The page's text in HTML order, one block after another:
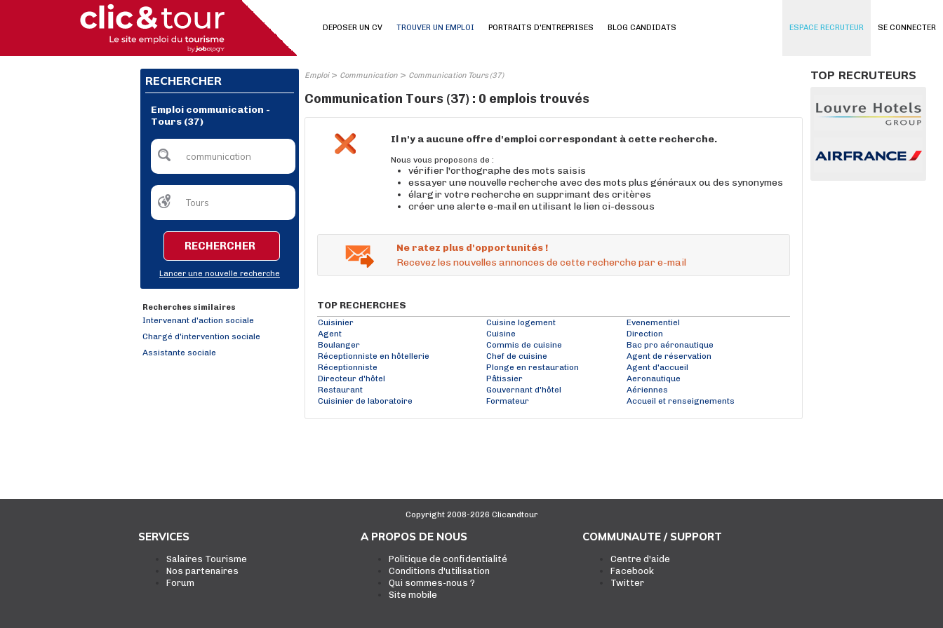
SE CONNECTER
DEPOSER UN CV TROUVER UN EMPLOI PORTRAITS D'ENTREPRISES BLOG CANDIDATS ESPACE RECRUTEUR
RECHERCHER
Emploi communication -
Tours (37)
RECHERCHER
Lancer une nouvelle recherche
Recherches similaires
Intervenant d'action sociale
Chargé d'intervention sociale
Assistante sociale
Emploi> Communication > Communication Tours (37)
Communication Tours (37) : 0 emplois trouvés
Il n'y a aucune offre d'emploi correspondant à cette recherche.
Nous vous proposons de :
vérifier l'orthographe des mots saisis
essayer une nouvelle recherche avec des mots plus généraux ou des synonymes
élargir votre recherche en supprimant des critères
créer une alerte e-mail en utilisant le lien ci-dessous
Ne ratez plus d'opportunités !
Recevez les nouvelles annonces de cette recherche par e-mail
TOP RECHERCHES
Cuisinier Cuisine logement
Evenementiel
Agent
Cuisine
Direction
Boulanger
Commis de cuisine
Bac pro aéronautique
Réceptionniste en hôtellerie
Chef de cuisine
Agent de réservation
Réceptionniste
Plonge en restauration
Agent d'accueil
Directeur d'hôtel
Pâtissier
Aeronautique
Restaurant
Gouvernant d'hôtel
Aériennes
Cuisinier de laboratoire
Formateur Accueil et renseignements
TOP RECRUTEURS
Copyright 2008-2026 Clicandtour
SERVICES
Salaires Tourisme
Nos partenaires
Forum
A PROPOS DE NOUS
Politique de confidentialité
Conditions d'utilisation
Qui sommes-nous ?
Site mobile
COMMUNAUTE / SUPPORT
Centre d'aide
Facebook
Twitter